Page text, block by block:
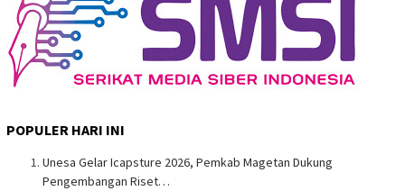
POPULER HARI INI
Unesa Gelar Icapsture 2026, Pemkab Magetan Dukung
Pengembangan Riset…